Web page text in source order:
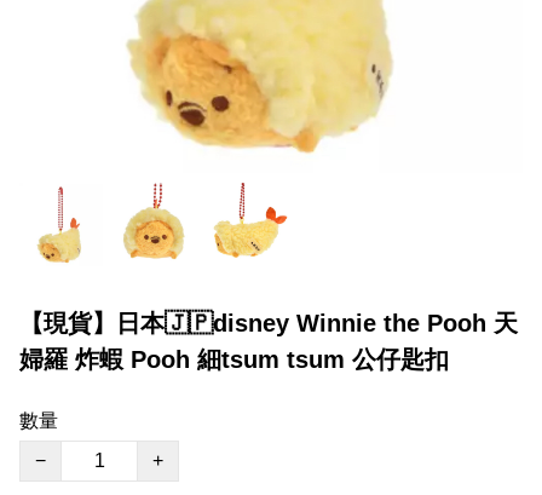
【現貨】日本🇯🇵disney Winnie the Pooh 天
婦羅 炸蝦 Pooh 細tsum tsum 公仔匙扣
數量
−
+